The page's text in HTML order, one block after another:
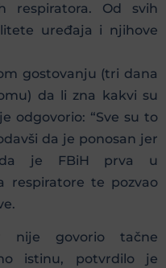
respiratora. Od svih
uređaja i njihove
gostovanju (tri dana
da li zna kakvi su
odgovorio: “Sve su to
da je ponosan jer
da je FBiH prva u
respiratore te pozvao
nije govorio tačne
istinu, potvrdilo je